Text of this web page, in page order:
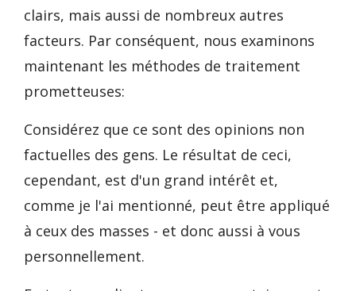
clairs, mais aussi de nombreux autres
facteurs. Par conséquent, nous examinons
maintenant les méthodes de traitement
prometteuses:
Considérez que ce sont des opinions non
factuelles des gens. Le résultat de ceci,
cependant, est d'un grand intérêt et,
comme je l'ai mentionné, peut être appliqué
à ceux des masses - et donc aussi à vous
personnellement.